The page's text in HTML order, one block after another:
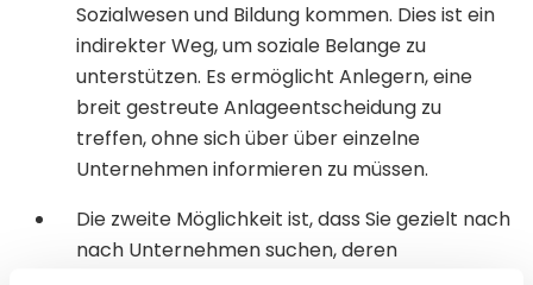
Sozialwesen und Bildung kommen. Dies ist ein
indirekter Weg, um soziale Belange zu
unterstützen. Es ermöglicht Anlegern, eine
breit gestreute Anlageentscheidung zu
treffen, ohne sich über über einzelne
Unternehmen informieren zu müssen.
Die zweite Möglichkeit ist, dass Sie gezielt nach
nach Unternehmen suchen, deren